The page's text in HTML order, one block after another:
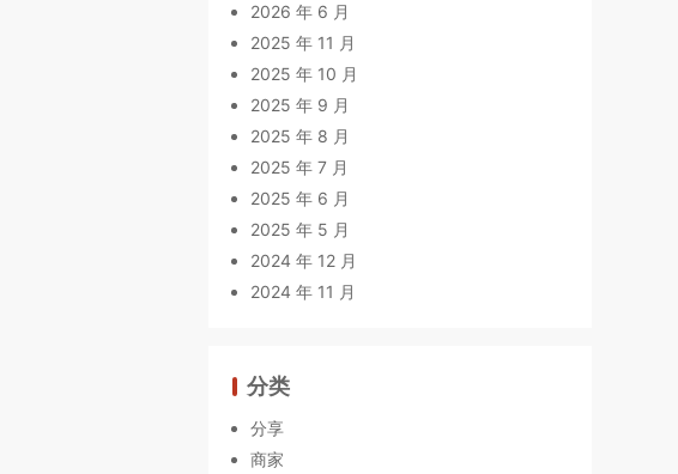
2026 年 6 月
2025 年 11 月
2025 年 10 月
2025 年 9 月
2025 年 8 月
2025 年 7 月
2025 年 6 月
2025 年 5 月
2024 年 12 月
2024 年 11 月
分类
分享
商家